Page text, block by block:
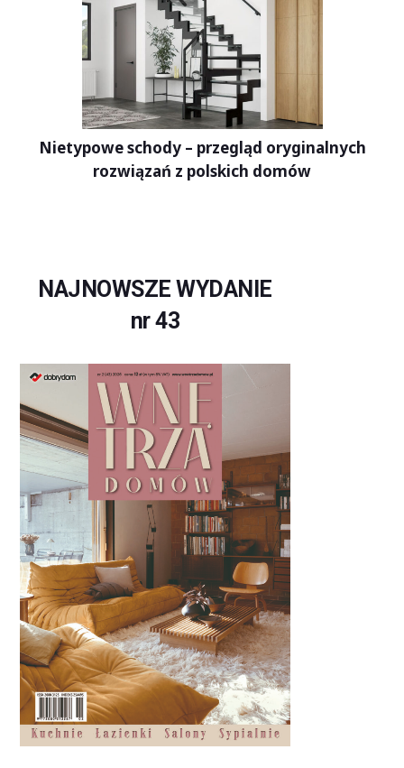
Nietypowe schody – przegląd oryginalnych
rozwiązań z polskich domów
NAJNOWSZE WYDANIE
nr 43